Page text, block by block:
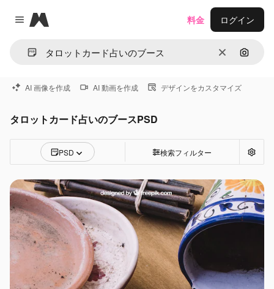
Close menu
Magnific
消去 画像で
料金 ログイン
AI 画像を作成 AI 動画を作成 デザインをカスタマイズ
タロットカード占いのブースPSD
PSD 検索フィルター